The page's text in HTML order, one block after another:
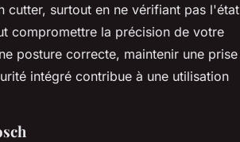
cutter, surtout en ne vérifiant pas l'état
compromettre la précision de votre
posture correcte, maintenir une prise
intégré contribue à une utilisation